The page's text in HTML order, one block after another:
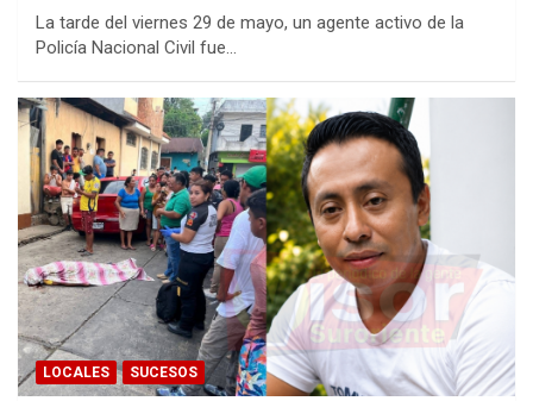
La tarde del viernes 29 de mayo, un agente activo de la
Policía Nacional Civil fue…
LOCALES SUCESOS